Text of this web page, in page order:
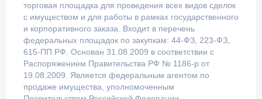
торговая площадка для проведения всех видов сделок
с имуществом и для работы в рамках государственного
и корпоративного заказа. Входит в перечень
федеральных площадок по закупкам: 44-ФЗ, 223-ФЗ,
615-ПП РФ. Основан 31.08.2009 в соответствии с
Распоряжением Правительства РФ № 1186-р от
19.08.2009. Является федеральным агентом по
продаже имущества, уполномоченным